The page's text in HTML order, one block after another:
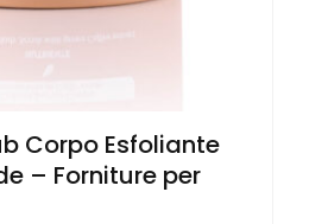
Corpo Esfoliante
– Forniture per